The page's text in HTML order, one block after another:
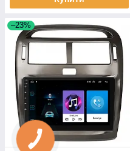
–23%